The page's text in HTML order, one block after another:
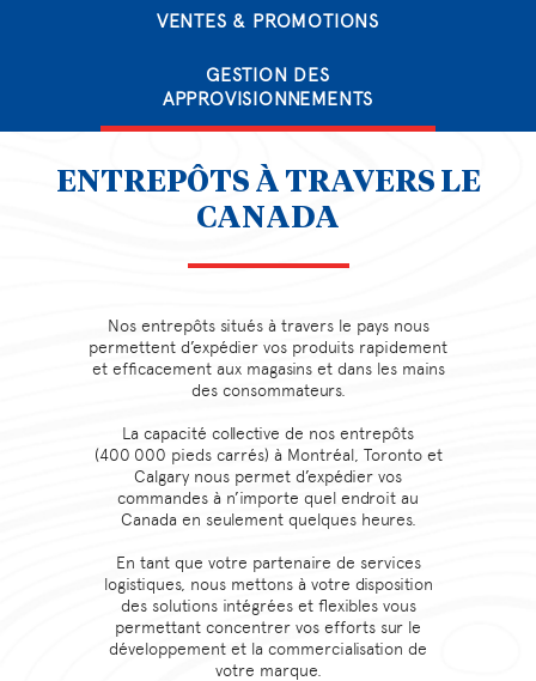
VENTES & PROMOTIONS
GESTION DES
APPROVISIONNEMENTS
ENTREPÔTS À TRAVERS LE
CANADA
Nos entrepôts situés à travers le pays nous
permettent d’expédier vos produits rapidement
et efficacement aux magasins et dans les mains
des consommateurs.
La capacité collective de nos entrepôts
(400 000 pieds carrés) à Montréal, Toronto et
Calgary nous permet d’expédier vos
commandes à n’importe quel endroit au
Canada en seulement quelques heures.
En tant que votre partenaire de services
logistiques, nous mettons à votre disposition
des solutions intégrées et flexibles vous
permettant concentrer vos efforts sur le
développement et la commercialisation de
votre marque.